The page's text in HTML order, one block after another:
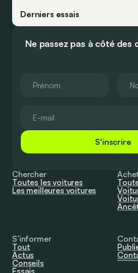
Derniers essais
Ne passez pas à côté des
S'inscrire
Chercher
Toutes les voitures
Les meilleures voitures
S’informer
Tout
Actus
Conseils
Essais